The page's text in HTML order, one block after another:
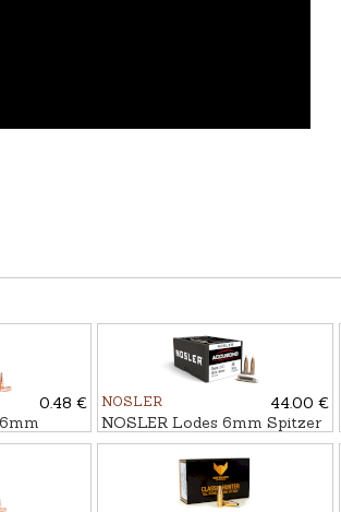
0.48 €
NOSLER
44.00 €
NOSLER Lodes 6mm Spitzer
AccuBond 5,8g/90gr